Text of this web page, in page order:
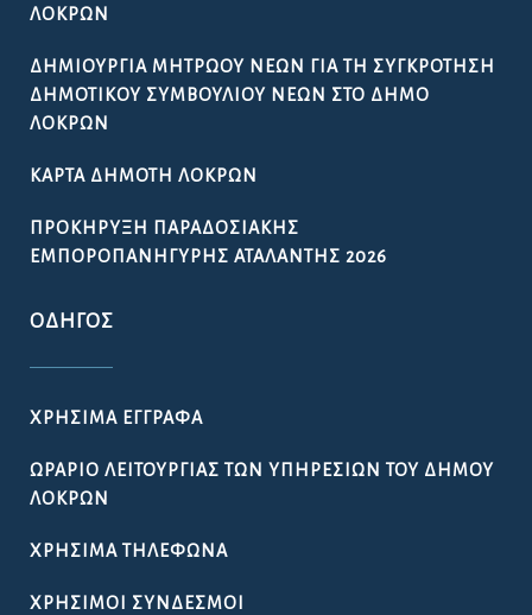
ΛΟΚΡΏΝ
ΔΗΜΙΟΥΡΓΊΑ ΜΗΤΡΏΟΥ ΝΈΩΝ ΓΙΑ ΤΗ ΣΥΓΚΡΌΤΗΣΗ
ΔΗΜΟΤΙΚΟΎ ΣΥΜΒΟΥΛΊΟΥ ΝΈΩΝ ΣΤΟ ΔΉΜΟ
ΛΟΚΡΏΝ
ΚΆΡΤΑ ΔΗΜΌΤΗ ΛΟΚΡΏΝ
ΠΡΟΚΉΡΥΞΗ ΠΑΡΑΔΟΣΙΑΚΉΣ
ΕΜΠΟΡΟΠΑΝΉΓΥΡΗΣ ΑΤΑΛΆΝΤΗΣ 2026
ΟΔΗΓΌΣ
ΧΡΉΣΙΜΑ ΈΓΓΡΑΦΑ
ΩΡΆΡΙΟ ΛΕΙΤΟΥΡΓΊΑΣ ΤΩΝ ΥΠΗΡΕΣΙΏΝ ΤΟΥ ΔΉΜΟΥ
ΛΟΚΡΏΝ
ΧΡΉΣΙΜΑ ΤΗΛΈΦΩΝΑ
ΧΡΉΣΙΜΟΙ ΣΎΝΔΕΣΜΟΙ